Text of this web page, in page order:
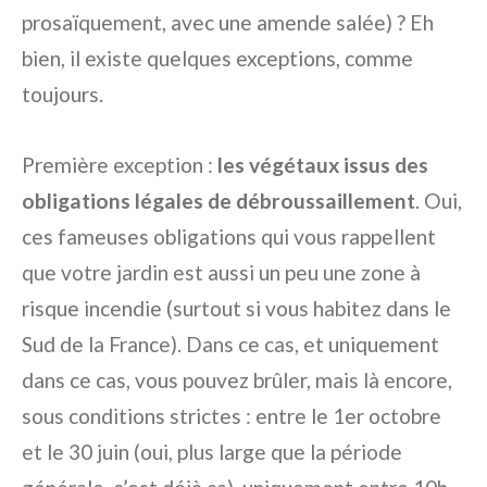
prosaïquement, avec une amende salée) ? Eh
bien, il existe quelques exceptions, comme
toujours.
Première exception : les végétaux issus des
obligations légales de débroussaillement. Oui,
ces fameuses obligations qui vous rappellent
que votre jardin est aussi un peu une zone à
risque incendie (surtout si vous habitez dans le
Sud de la France). Dans ce cas, et uniquement
dans ce cas, vous pouvez brûler, mais là encore,
sous conditions strictes : entre le 1er octobre
et le 30 juin (oui, plus large que la période